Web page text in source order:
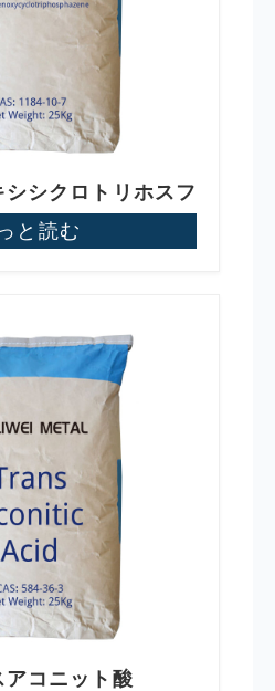
シクロトリホスフ
ゼン
と読む
アコニット酸